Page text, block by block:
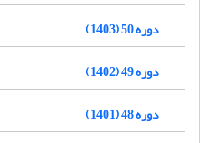
دوره 50 (1403)
دوره 49 (1402)
دوره 48 (1401)